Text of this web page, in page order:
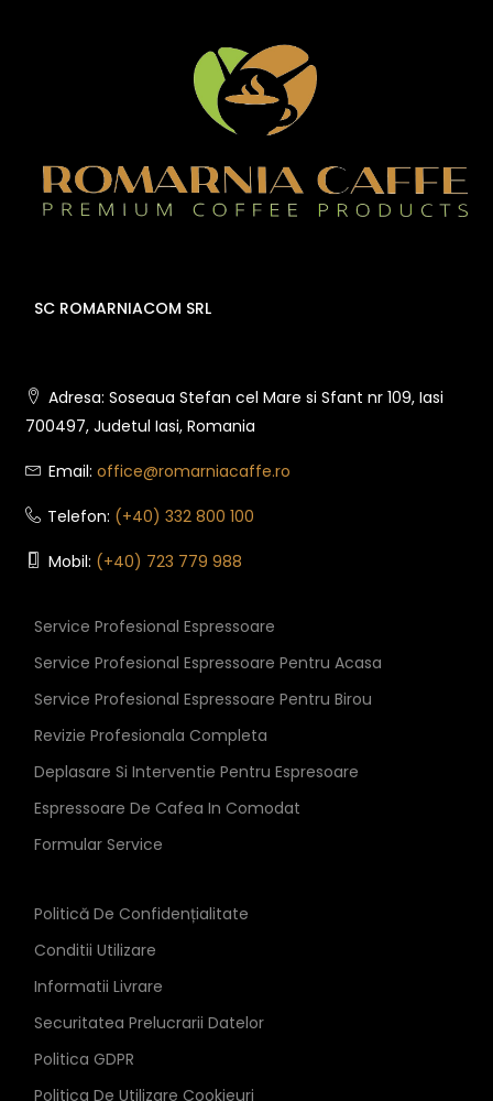
SC ROMARNIACOM SRL
Adresa: Soseaua Stefan cel Mare si Sfant nr 109, Iasi
700497, Judetul Iasi, Romania
Email: office@romarniacaffe.ro
Telefon: (+40) 332 800 100
Mobil: (+40) 723 779 988
Service Profesional Espressoare
Service Profesional Espressoare Pentru Acasa
Service Profesional Espressoare Pentru Birou
Revizie Profesionala Completa
Deplasare Si Interventie Pentru Espresoare
Espressoare De Cafea In Comodat
Formular Service
Politică De Confidențialitate
Conditii Utilizare
Informatii Livrare
Securitatea Prelucrarii Datelor
Politica GDPR
Politica De Utilizare Cookieuri